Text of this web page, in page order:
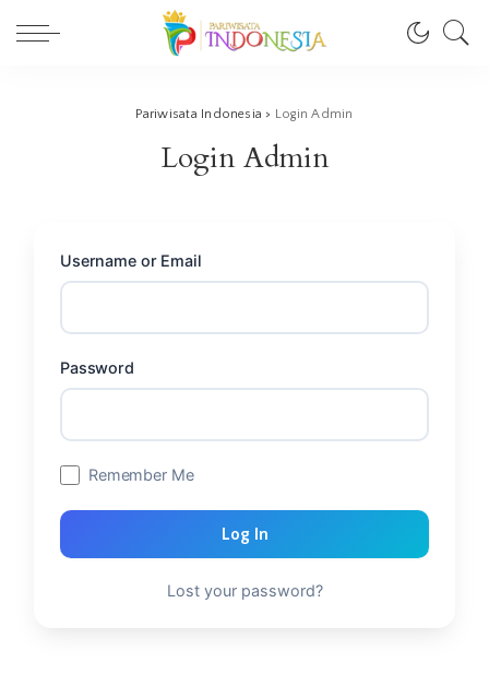
Pariwisata Indonesia > Login Admin
Login Admin
Username or Email
Password
Remember Me
Log In
Lost your password?